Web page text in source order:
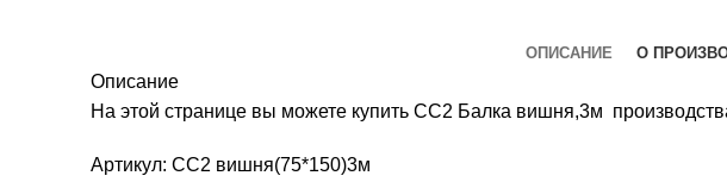
ОПИСАНИЕ О
Описание
На этой странице вы можете купить СС2 Балка вишня,3м
Артикул: СС2 вишня(75*150)3м